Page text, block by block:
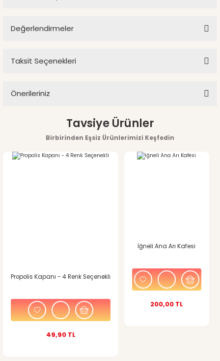
Değerlendirmeler
Taksit Seçenekleri
Önerileriniz
Bu ürünün fiyat bilgisi, resim, ürün açıklamalarında ve diğer
konularda yetersiz gördüğünüz noktaları öneri formunu
Bu ürüne benzer farklı alternatifler olmalı.
Tavsiye Ürünler
Birbirinden Eşsiz Ürünlerimizi Keşfedin
Propolis Kapanı - 4 Renk Seçenekli
49,90 TL
İğneli Ana Arı Kafesi
200,00 TL